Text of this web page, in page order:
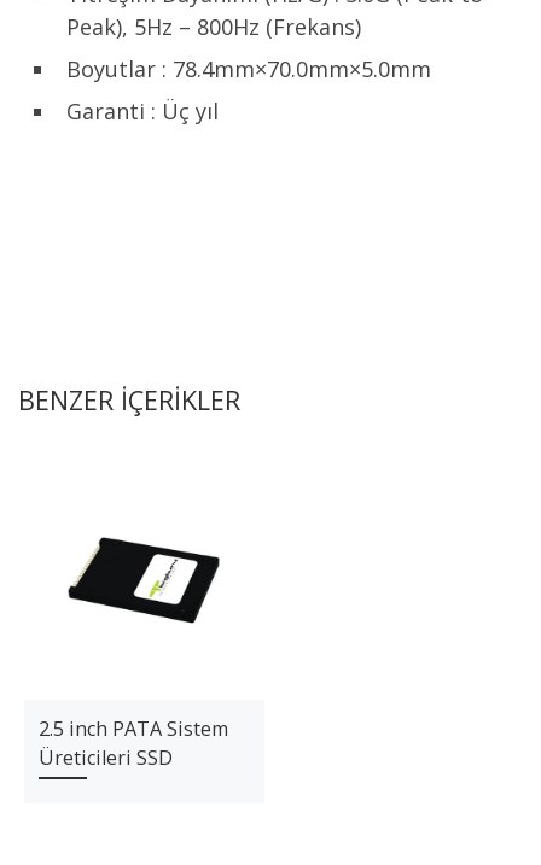
Peak), 5Hz – 800Hz (Frekans)
Boyutlar : 78.4mm×70.0mm×5.0mm
Garanti : Üç yıl
BENZER IÇERIKLER
2.5 inch PATA Sistem
Üreticileri SSD